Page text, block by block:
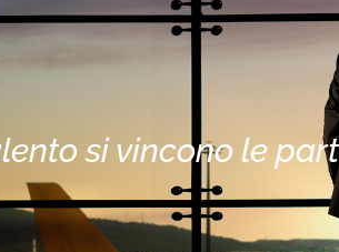
si vincono le